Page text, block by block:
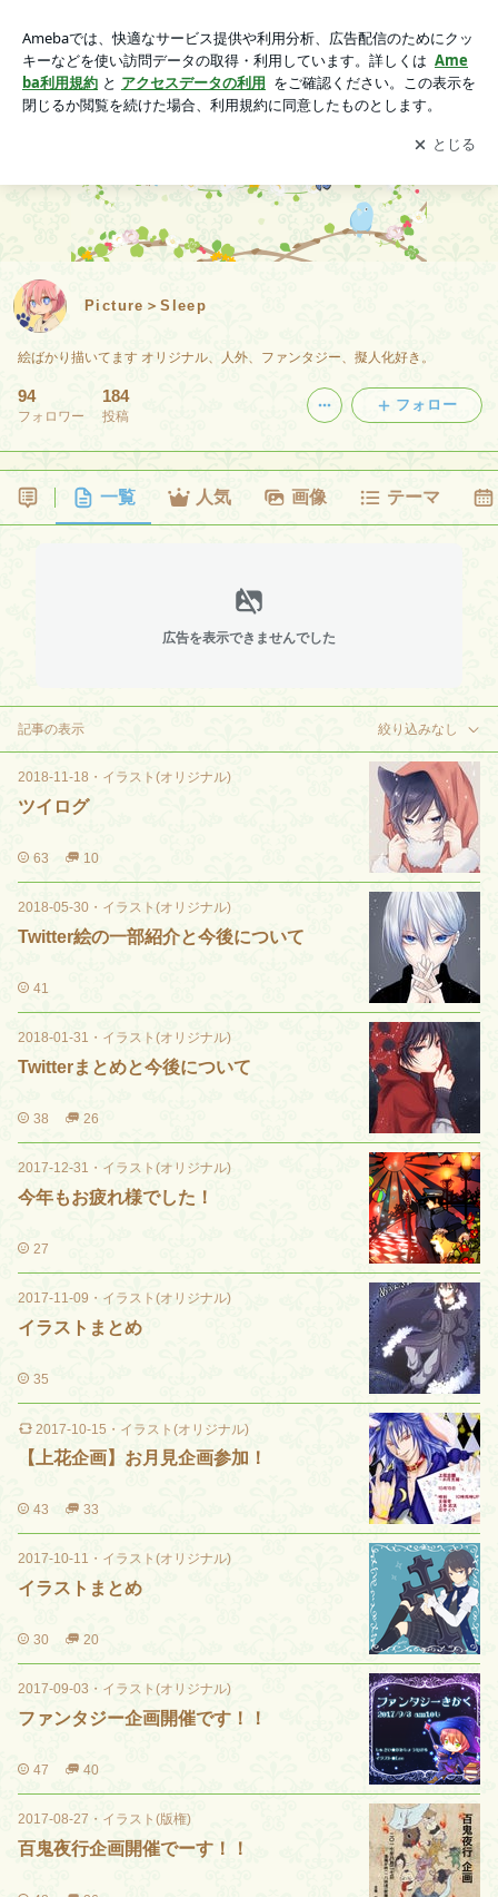
アプリをダウンロードして ブログの更新通知
を受け取りまし
ょう。
開く
Picture＞Sleep
絵ばかり描いてます オリジナル、人外、ファンタジー、擬人化好き。
94
フォロワー
184
投稿
フォロー
一覧 人気 画像 テーマ
広告を表示できませんでした
記事の表示 絞り込みなし
2018-11-18 ・ イラスト(オリジナル)
ツイログ
63 10
2018-05-30 ・ イラスト(オリジナル)
Twitter絵の一部紹介と今後について
41
2018-01-31 ・ イラスト(オリジナル)
Twitterまとめと今後について
38 26
2017-12-31 ・ イラスト(オリジナル)
今年もお疲れ様でした！
27
2017-11-09 ・ イラスト(オリジナル)
イラストまとめ
35
2017-10-15 ・ イラスト(オリジナル)
【上花企画】お月見企画参加！
43 33
2017-10-11 ・ イラスト(オリジナル)
イラストまとめ
30 20
2017-09-03 ・ イラスト(オリジナル)
ファンタジー企画開催です！！
47 40
2017-08-27 ・ イラスト(版権)
百鬼夜行企画開催でーす！！